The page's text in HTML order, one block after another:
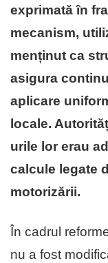
exprimată în
mecanism,
menținut ca
asigura
aplicare
locale.
urile lor erau
calcule legate
motorizării.
În cadrul
nu a fost